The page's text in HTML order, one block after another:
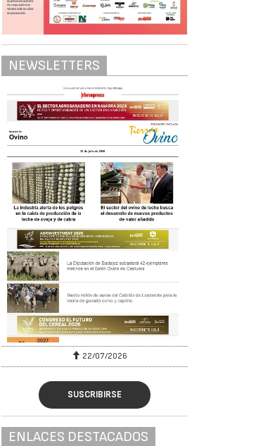
NEWSLETTERS
22/07/2026
SUSCRIBIRSE
ENLACES DESTACADOS